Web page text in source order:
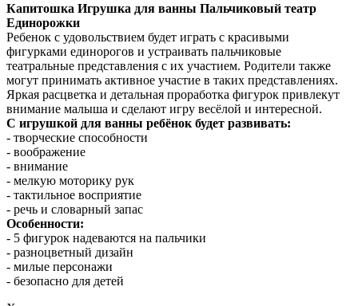
Капитошка Игрушка для ванны Пальчиковый театр
Единорожки
Ребенок с удовольствием будет играть с красивыми
фигурками единорогов и устраивать пальчиковые
театральные представления с их участием. Родители также
могут принимать активное участие в таких представлениях.
Яркая расцветка и детальная проработка фигурок привлекут
внимание малыша и сделают игру весёлой и интересной.
С игрушкой для ванны ребёнок будет развивать:
- творческие способности
- воображение
- внимание
- мелкую моторику рук
- тактильное восприятие
- речь и словарный запас
Особенности:
- 5 фигурок надеваются на пальчики
- разноцветный дизайн
- милые персонажи
- безопасно для детей